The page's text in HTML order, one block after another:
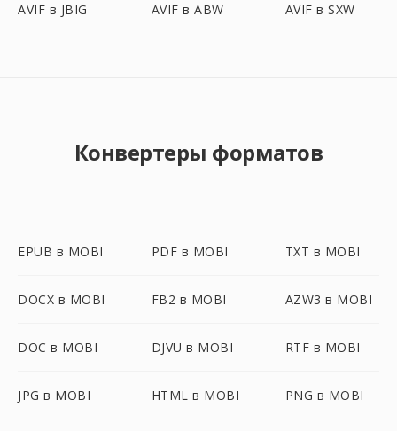
AVIF в JBIG AVIF в ABW AVIF в SXW
Конвертеры форматов
EPUB в MOBI PDF в MOBI TXT в MOBI
DOCX в MOBI FB2 в MOBI AZW3 в MOBI
DOC в MOBI DJVU в MOBI RTF в MOBI
JPG в MOBI HTML в MOBI PNG в MOBI